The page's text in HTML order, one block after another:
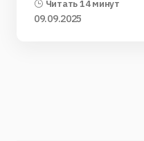
Читать 14 минут
09.09.2025